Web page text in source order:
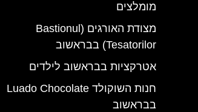
מומלצים
מצודת האורגים (Bastionul
Tesatorilor) בבראשוב
אטרקציות בבראשוב לילדים
חנות השוקולד Luado Chocolate
בבראשוב